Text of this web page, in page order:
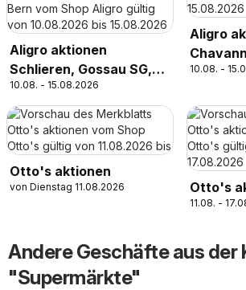
Aligro aktionen
Schlieren, Gossau SG,
Frauenfeld, Rapperswil-
Jona, Sargans, Bern
10.08. - 15.08.2026
Aligro
Genf,
10.08. -
Otto's aktionen
von Dienstag 11.08.2026 Otto's
11.08. -
Andere Geschäfte aus der
"Supermärkte"